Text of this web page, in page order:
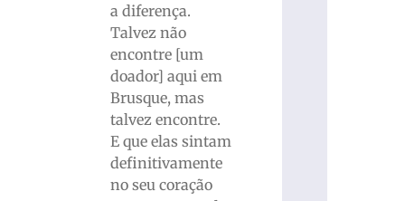
a diferença.
Talvez não
encontre [um
doador] aqui em
Brusque, mas
talvez encontre.
E que elas sintam
definitivamente
no seu coração